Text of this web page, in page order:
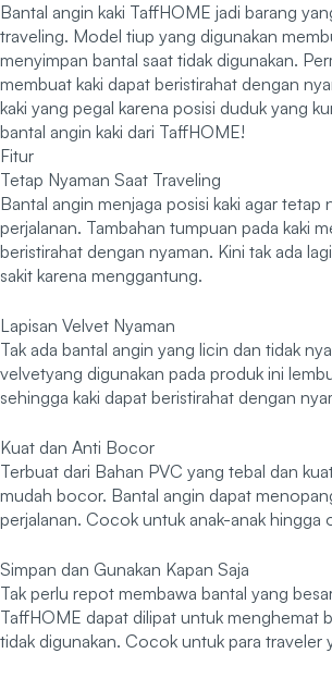
Bantal angin kaki TaffHOME jadi barang
traveling. Model tiup yang digunakan
menyimpan bantal saat tidak digunakan.
membuat kaki dapat beristirahat dengan
kaki yang pegal karena posisi duduk yang
bantal angin kaki dari TaffHOME!
Fitur
Tetap Nyaman Saat Traveling
Bantal angin menjaga posisi kaki agar tetap
perjalanan. Tambahan tumpuan pada kaki
beristirahat dengan nyaman. Kini tak ada
sakit karena menggantung.
Lapisan Velvet Nyaman
Tak ada bantal angin yang licin dan tidak
velvetyang digunakan pada produk ini
sehingga kaki dapat beristirahat dengan
Kuat dan Anti Bocor
Terbuat dari Bahan PVC yang tebal dan
mudah bocor. Bantal angin dapat
perjalanan. Cocok untuk anak-anak hingga
Simpan dan Gunakan Kapan Saja
Tak perlu repot membawa bantal yang
TaffHOME dapat dilipat untuk menghemat
tidak digunakan. Cocok untuk para traveler